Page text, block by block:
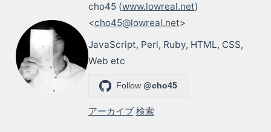
cho45 (www.lowreal.net)
<cho45@lowreal.net>
JavaScript, Perl, Ruby, HTML, CSS,
Web etc
Follow@cho45
アーカイブ 検索